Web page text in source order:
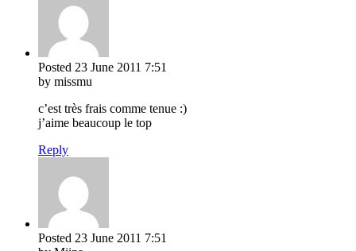
Posted 23 June 2011 7:51
by missmu
c’est très frais comme tenue :)
j’aime beaucoup le top
Reply
Posted 23 June 2011 7:51